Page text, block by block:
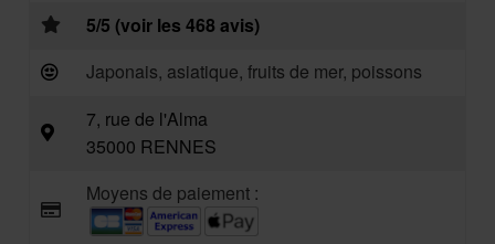
5/5 (voir les 468 avis)
Japonais, asiatique, fruits de mer, poissons
7, rue de l'Alma
35000 RENNES
Moyens de paiement :